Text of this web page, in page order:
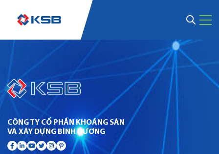
CÔNG TY CỔ PHẦN KHOÁNG SẢN
VÀ XÂY DỰNG BÌNH DƯƠNG